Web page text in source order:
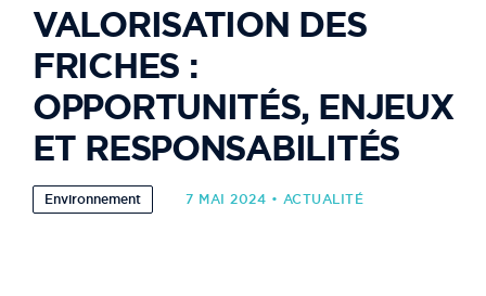
VALORISATION DES
FRICHES :
OPPORTUNITÉS, ENJEUX
ET RESPONSABILITÉS
Environnement 7 MAI 2024 • ACTUALITÉ